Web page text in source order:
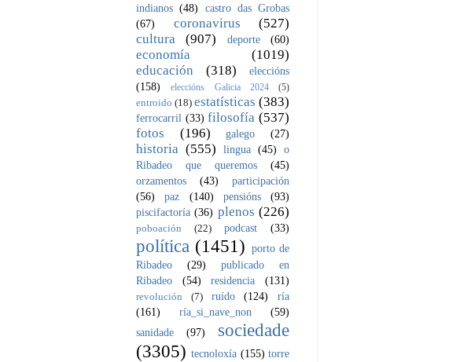
indianos (48)
castro das Grobas
(67)
coronavirus
(527)
cultura
(907) deporte (60)
economía
(1019)
educación
(318)
eleccións
(158)
eleccións Galicia 2024 (5)
entroido (18) estatísticas (383)
ferrocarril (33) filosofía (537)
fotos
(196) galego (27)
historia (555) lingua (45)
o
Ribadeo que queremos
(45)
orzamentos
(43)
participación
(56)
paz (140) pensións
(93)
piscifactoría (36) plenos (226)
poboación (22) podcast (33)
política (1451) porto de
Ribadeo
(29)
publicado en
Ribadeo
(54) residencia (131)
revolución (7) ruído (124)
ría
(161)
ría_si_nave_non
(59)
sanidade
(97)
sociedade
(3305) tecnoloxía (155) torre